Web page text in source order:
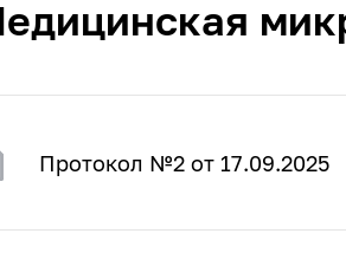
Протокол №2 от 17.09.2025